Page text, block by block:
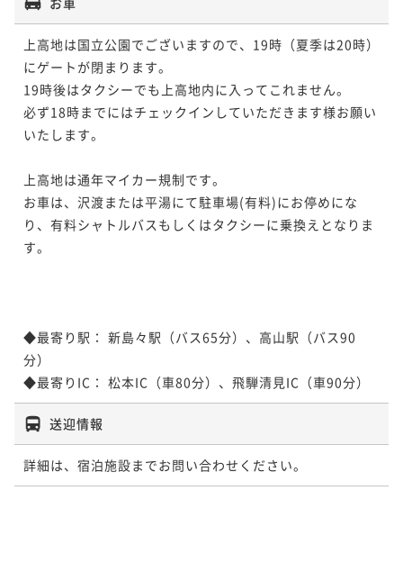
上高地は国立公園でございますので、19時（夏季は20時）
にゲートが閉まります。
19時後はタクシーでも上高地内に入ってこれません。
必ず18時までにはチェックインしていただきます様お願い
いたします。
上高地は通年マイカー規制です。
お車は、沢渡または平湯にて駐車場(有料)にお停めにな
り、有料シャトルバスもしくはタクシーに乗換えとなりま
す。
◆最寄り駅： 新島々駅（バス65分）、高山駅（バス90
分）
◆最寄りIC： 松本IC（車80分）、飛騨清見IC（車90分）
送迎情報
詳細は、宿泊施設までお問い合わせください。